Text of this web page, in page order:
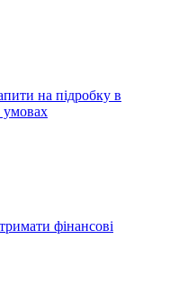
на підробку в
умовах
фінансові